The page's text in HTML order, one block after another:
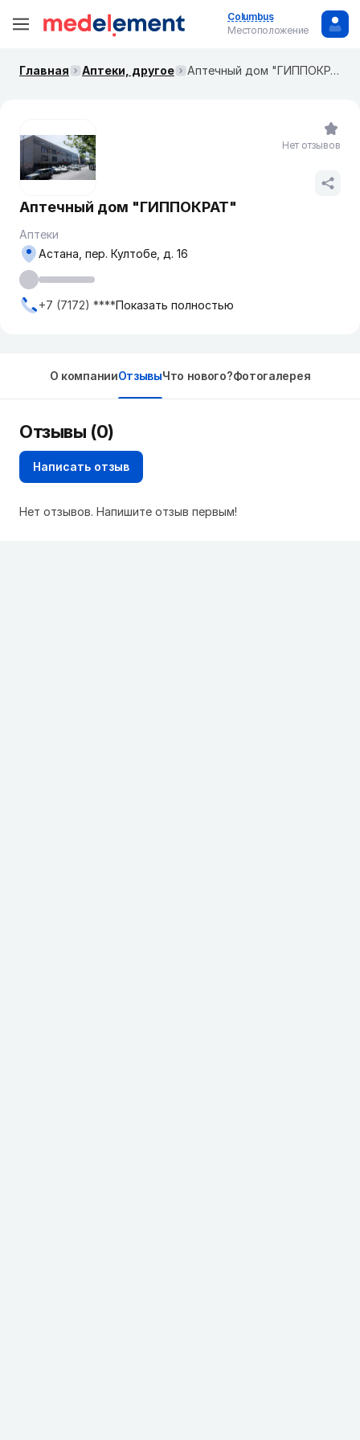
Columbus
Местоположение
Главная Аптеки, другое Аптечный дом "ГИППОКРАТ"
Аптечный дом "ГИППОКРАТ"
Аптеки
Астана, пер. Култобе, д. 16
+7 (7172) ****Показать полностью
Нет отзывов
О компанииОтзывыЧто нового?Фотогалерея
Отзывы (0)
Написать отзыв
Нет отзывов. Напишите отзыв первым!